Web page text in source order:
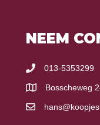
NEEM
013-5353299
Bosscheweg